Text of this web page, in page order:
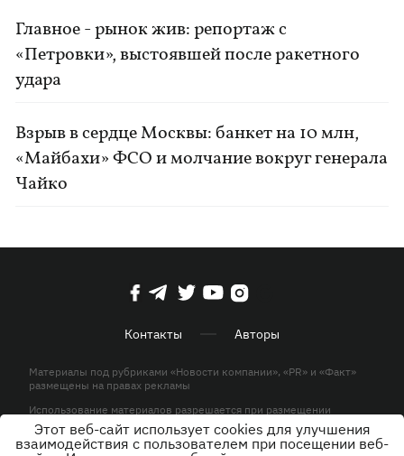
Главное - рынок жив: репортаж с
«Петровки», выстоявшей после ракетного
удара
Взрыв в сердце Москвы: банкет на 10 млн,
«Майбахи» ФСО и молчание вокруг генерала
Чайко
Контакты Авторы
Материалы под рубриками «Новости компании», «PR» и «Факт»
размещены на правах рекламы
Использование материалов разрешается при размещении
активной гиперссылки на KP.UA в первом абзаце.
© ООО «ЮЛАВ МЕДИА»,2026. Все права защищены.
Этот веб-сайт использует cookies для улучшения
взаимодействия с пользователем при посещении веб-